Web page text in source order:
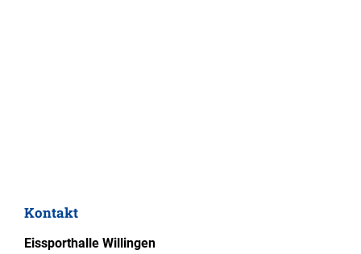
Kontakt
Eissporthalle Willingen